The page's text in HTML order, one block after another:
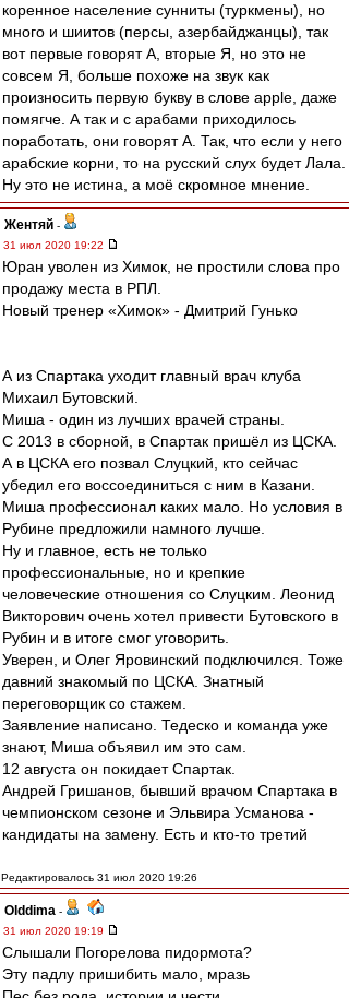
коренное население сунниты (туркмены), но
много и шиитов (персы, азербайджанцы), так
вот первые говорят А, вторые Я, но это не
совсем Я, больше похоже на звук как
произносить первую букву в слове apple, даже
помягче. А так и с арабами приходилось
поработать, они говорят А. Так, что если у него
арабские корни, то на русский слух будет Лала.
Ну это не истина, а моё скромное мнение.
Жентяй -
31 июл 2020 19:22
Юран уволен из Химок, не простили слова про
продажу места в РПЛ.
Новый тренер «Химок» - Дмитрий Гунько
А из Спартака уходит главный врач клуба
Михаил Бутовский.
Миша - один из лучших врачей страны.
С 2013 в сборной, в Спартак пришёл из ЦСКА.
А в ЦСКА его позвал Слуцкий, кто сейчас
убедил его воссоединиться с ним в Казани.
Миша профессионал каких мало. Но условия в
Рубине предложили намного лучше.
Ну и главное, есть не только
профессиональные, но и крепкие
человеческие отношения со Слуцким. Леонид
Викторович очень хотел привести Бутовского в
Рубин и в итоге смог уговорить.
Уверен, и Олег Яровинский подключился. Тоже
давний знакомый по ЦСКА. Знатный
переговорщик со стажем.
Заявление написано. Тедеско и команда уже
знают, Миша объявил им это сам.
12 августа он покидает Спартак.
Андрей Гришанов, бывший врачом Спартака в
чемпионском сезоне и Эльвира Усманова -
кандидаты на замену. Есть и кто-то третий
Редактировалось 31 июл 2020 19:26
Olddima -
31 июл 2020 19:19
Слышали Погорелова пидормота?
Эту падлу пришибить мало, мразь